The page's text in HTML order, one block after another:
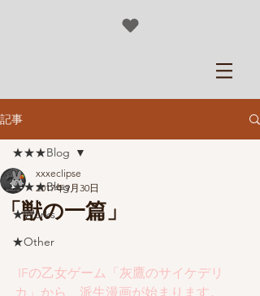
記事
★★★Blog
★Works
★Other
★★★Blog
「獣の一篇」
xxxeclipse
2017年9月30日
カ」から、派生漫画が始まります。